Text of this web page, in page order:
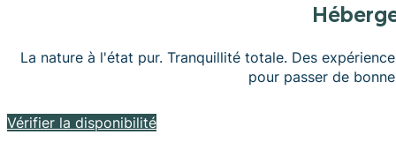
La nature à l'état pur. Tranquillité totale. Des
pour passer de
Vérifier la disponibilité